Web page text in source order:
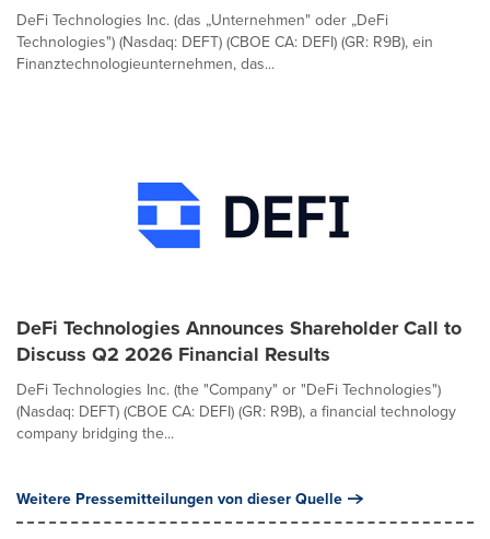
DeFi Technologies Inc. (das „Unternehmen" oder „DeFi
Technologies") (Nasdaq: DEFT) (CBOE CA: DEFI) (GR: R9B), ein
Finanztechnologieunternehmen, das...
DeFi Technologies Announces Shareholder Call to
Discuss Q2 2026 Financial Results
DeFi Technologies Inc. (the "Company" or "DeFi Technologies")
(Nasdaq: DEFT) (CBOE CA: DEFI) (GR: R9B), a financial technology
company bridging the...
Weitere Pressemitteilungen von dieser Quelle